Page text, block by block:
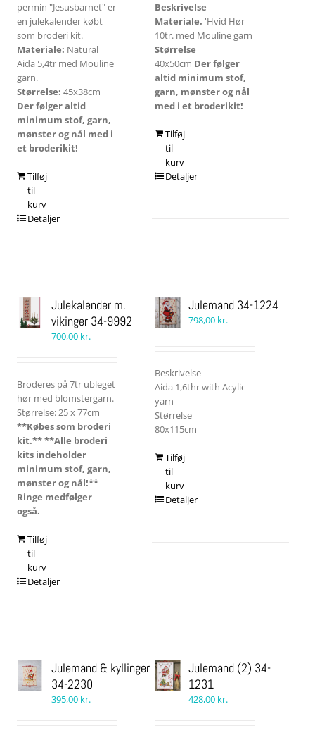
permin "Jesusbarnet" er
en julekalender købt
som broderi kit.
Materiale: Natural
Aida 5,4tr med Mouline
garn.
Størrelse: 45x38cm
Der følger altid
minimum stof, garn,
mønster og nål med i
et broderikit!
Tilføj
til
kurv
Detaljer
Beskrivelse
Materiale. 'Hvid Hør
10tr. med Mouline garn
Størrelse
40x50cm Der følger
altid minimum stof,
garn, mønster og nål
med i et broderikit!
Tilføj
til
kurv
Detaljer
Julekalender m.
vikinger 34-9992
700,00 kr.
Broderes på 7tr ubleget
hør med blomstergarn.
Størrelse: 25 x 77cm
**Købes som broderi
kit.****Alle broderi
kits indeholder
minimum stof, garn,
mønster og nål!**
Ringe medfølger
også.
Tilføj
til
kurv
Detaljer
Julemand 34-1224
798,00 kr.
Beskrivelse
Aida 1,6thr with Acylic
yarn
Størrelse
80x115cm
Tilføj
til
kurv
Detaljer
Julemand & kyllinger
34-2230
395,00 kr.
Julemand (2) 34-
1231
428,00 kr.